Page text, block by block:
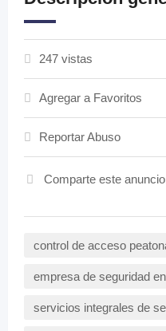
247 vistas
Agregar a Favoritos
Reportar Abuso
Comparte este
control de acceso
empresa de seguridad
servicios integrales de